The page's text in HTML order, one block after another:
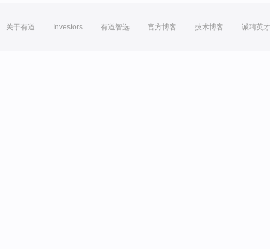
关于有道 Investors 有道智选 官方博客 技术博客 诚聘英才